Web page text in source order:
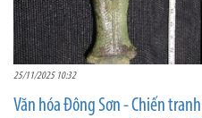
25/11/2025 10:32
Văn hóa Đông Sơn - Chiến